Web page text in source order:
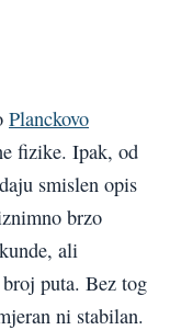
Planckovo
fizike. Ipak, od
smislen opis
brzo
ali
puta. Bez tog
ni stabilan.